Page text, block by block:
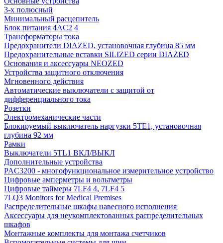
3-х полюсный
Минимальный расцепитель
Блок питания 4AC2 4
Трансформаторы тока
Предохранители DIAZED, установочная глубина 85 мм
Предохранительные вставки SILIZED серии DIAZED
Основания и аксессуары NEOZED
Устройства защитного отключения
Мгновенного действия
Автоматические выключатели с защитой от
дифференциального тока
Розетки
Электромеханические части
Блокируемый выключатель наргузки 5TE1, установочная
глубина 92 мм
Рамки
Выключатели 5TL1 ВКЛ/ВЫКЛ
Дополнительные устройства
PAC3200 - многофункциональное измерительное устройство
Цифровые амперметры и вольтметры
Цифровые таймеры 7LF4 4, 7LF4 5
7LQ3 Monitors for Medical Premises
Распределительные шкафы навесного исполнения
Аксессуары для неукомплектованных распределительных
шкафов
Монтажные комплекты для монтажа счетчиков